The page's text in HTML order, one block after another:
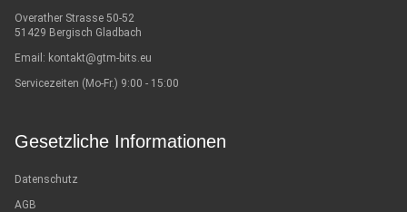
Overather Strasse 50-52
51429 Bergisch Gladbach
Email: kontakt@gtm-bits.eu
Servicezeiten (Mo-Fr.) 9:00 - 15:00
Gesetzliche Informationen
Datenschutz
AGB